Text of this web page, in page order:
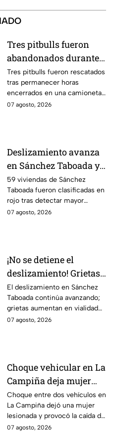
Tres pitbulls fueron
abandonados durante
horas dentro de una
camioneta bajo el calor
en Tijuana; así
lograron rescatarlos
Tres pitbulls fueron rescatados
tras permanecer horas
encerrados en una camioneta
bajo altas temperaturas en la
07 agosto, 2026
Deslizamiento avanza
en Sánchez Taboada y
pone en riesgo a 59
viviendas; familias se
niegan a abandonar
sus hogares ⚠️
59 viviendas de Sánchez
Taboada fueron clasificadas en
rojo tras detectar mayor
avance de grietas y riesgo por
07 agosto, 2026
¡No se detiene el
deslizamiento! Grietas
en Sánchez Taboada
avanzan y aumentan
riesgo para viviendas
El deslizamiento en Sánchez
Taboada continúa avanzando;
grietas aumentan en vialidad
Erídano y elevan riesgo para
07 agosto, 2026
Choque vehicular en La
Campiña deja mujer
lesionada y derriba
postes hoy 7 de agosto
Choque entre dos vehículos en
La Campiña dejó una mujer
lesionada y provocó la caída de
postes hoy junto al bulevar
07 agosto, 2026